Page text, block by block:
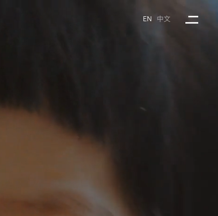
EN 中文